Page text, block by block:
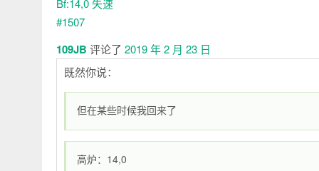
109JB 评论了 2019 年 2 月 23 日
既然你说：
但在某些时候我回来了
高炉：14,0